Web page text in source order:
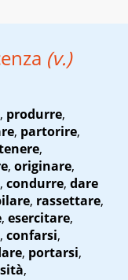
(v.)
, produrre,
, partorire,
,
, originare,
, condurre, dare
, rassettare,
, esercitare,
, confarsi,
, portarsi,
,